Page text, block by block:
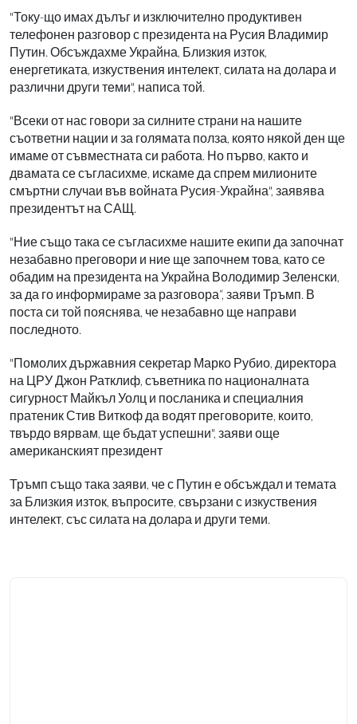
"Току-що имах дълъг и изключително продуктивен
телефонен разговор с президента на Русия Владимир
Путин. Обсъждахме Украйна, Близкия изток,
енергетиката, изкуствения интелект, силата на долара и
различни други теми", написа той.
"Всеки от нас говори за силните страни на нашите
съответни нации и за голямата полза, която някой ден ще
имаме от съвместната си работа. Но първо, както и
двамата се съгласихме, искаме да спрем милионите
смъртни случаи във войната Русия-Украйна", заявява
президентът на САЩ.
"Ние също така се съгласихме нашите екипи да започнат
незабавно преговори и ние ще започнем това, като се
обадим на президента на Украйна Володимир Зеленски,
за да го информираме за разговора“, заяви Тръмп. В
поста си той пояснява, че незабавно ще направи
последното.
"Помолих държавния секретар Марко Рубио, директора
на ЦРУ Джон Ратклиф, съветника по националната
сигурност Майкъл Уолц и посланика и специалния
пратеник Стив Виткоф да водят преговорите, които,
твърдо вярвам, ще бъдат успешни", заяви още
американският президент
Тръмп също така заяви, че с Путин е обсъждал и темата
за Близкия изток, въпросите, свързани с изкуствения
интелект, със силата на долара и други теми.